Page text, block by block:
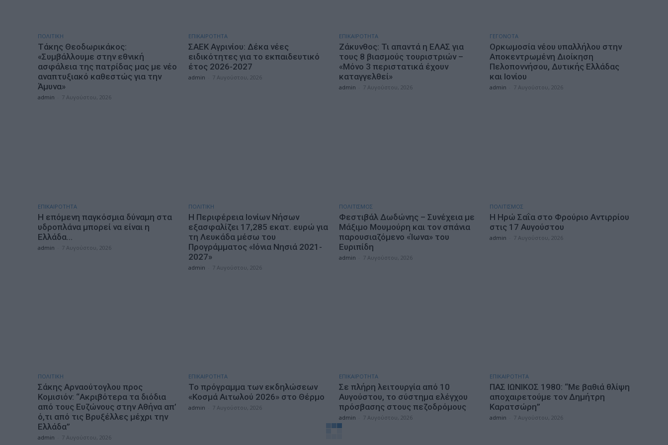
ΠΟΛΙΤΙΚΗ
Τάκης Θεοδωρικάκος:
«Συμβάλλουμε στην εθνική
ασφάλεια της πατρίδας μας με νέο
αναπτυξιακό καθεστώς για την
Άμυνα»
admin 7 Αυγούστου, 2026
ΕΠΙΚΑΙΡΟΤΗΤΑ
ΣΑΕΚ Αγρινίου: Δέκα νέες
ειδικότητες για το εκπαιδευτικό
έτος 2026-2027
admin 7 Αυγούστου, 2026
ΕΠΙΚΑΙΡΟΤΗΤΑ
Ζάκυνθος: Τι απαντά η ΕΛΑΣ για
τους 8 βιασμούς τουριστριών –
«Μόνο 3 περιστατικά έχουν
καταγγελθεί»
admin 7 Αυγούστου, 2026
ΓΕΓΟΝΟΤΑ
Ορκωμοσία νέου υπαλλήλου στην
Αποκεντρωμένη Διοίκηση
Πελοποννήσου, Δυτικής Ελλάδας
και Ιονίου
admin 7 Αυγούστου, 2026
ΕΠΙΚΑΙΡΟΤΗΤΑ
Η επόμενη παγκόσμια δύναμη στα
υδροπλάνα μπορεί να είναι η
Ελλάδα…
admin 7 Αυγούστου, 2026
ΠΟΛΙΤΙΚΗ
Η Περιφέρεια Ιονίων Νήσων
εξασφαλίζει 17,285 εκατ. ευρώ για
τη Λευκάδα μέσω του
Προγράμματος «Ιόνια Νησιά 2021-
2027»
admin 7 Αυγούστου, 2026
ΠΟΛΙΤΙΣΜΟΣ
Φεστιβάλ Δωδώνης – Συνέχεια με
Μάξιμο Μουμούρη και τον σπάνια
παρουσιαζόμενο «Ίωνα» του
Ευριπίδη
admin 7 Αυγούστου, 2026
ΠΟΛΙΤΙΣΜΟΣ
Η Ηρώ Σαΐα στο Φρούριο Αντιρρίου
στις 17 Αυγούστου
admin 7 Αυγούστου, 2026
ΠΟΛΙΤΙΚΗ
Σάκης Αρναούτογλου προς
Κομισιόν: “Ακριβότερα τα διόδια
από τους Ευζώνους στην Αθήνα απ’
ό,τι από τις Βρυξέλλες μέχρι την
Ελλάδα”
admin 7 Αυγούστου, 2026
ΕΠΙΚΑΙΡΟΤΗΤΑ
Το πρόγραμμα των εκδηλώσεων
«Κοσμά Αιτωλού 2026» στο Θέρμο
admin 7 Αυγούστου, 2026
ΕΠΙΚΑΙΡΟΤΗΤΑ
Σε πλήρη λειτουργία από 10
Αυγούστου, το σύστημα ελέγχου
πρόσβασης στους πεζοδρόμους
admin 7 Αυγούστου, 2026
ΕΠΙΚΑΙΡΟΤΗΤΑ
ΠΑΣ ΙΩΝΙΚΟΣ 1980: “Mε βαθιά θλίψη
αποχαιρετούμε τον Δημήτρη
Καρατσώρη”
admin 7 Αυγούστου, 2026